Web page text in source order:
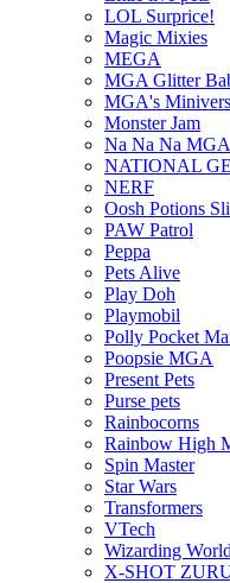
LOL Surprice!
Magic Mixies
MEGA
MGA Glitter
MGA's
Monster Jam
Na Na Na MGA
NATIONAL
NERF
Oosh Potions
PAW Patrol
Peppa
Pets Alive
Play Doh
Playmobil
Polly Pocket
Poopsie MGA
Present Pets
Purse pets
Rainbocorns
Rainbow High
Spin Master
Star Wars
Transformers
VTech
Wizarding
X-SHOT